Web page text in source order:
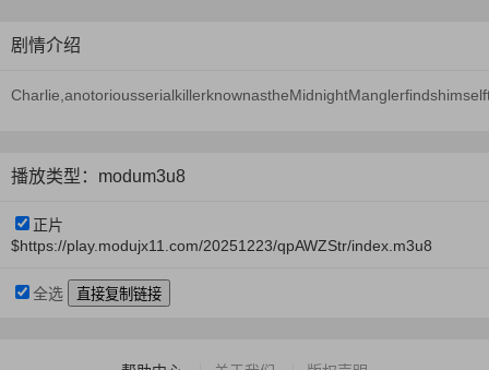
剧情介绍
播放类型：modum3u8
正片
$https://play.modujx11.com/20251223/qpAWZStr/index.m3u8
全选